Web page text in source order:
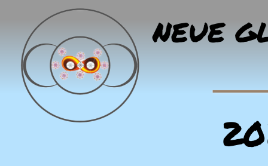
Zuhause
helfen Sie uns, unsere Website zu
NEUE